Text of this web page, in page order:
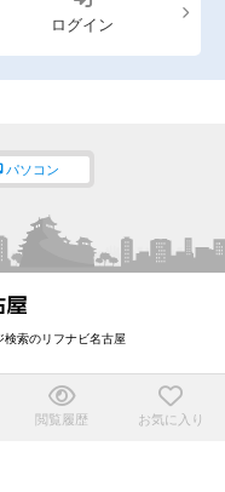
ログイン
パソコン
索のリフナビ名古屋
閲覧履歴 お気に入り